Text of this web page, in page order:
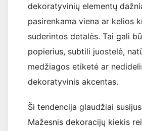
dekoratyvinių elementų
pasirenkama viena ar kelios
suderintos detalės. Tai gali
popierius, subtili juostelė,
medžiagos etiketė ar
dekoratyvinis akcentas.
Ši tendencija glaudžiai
Mažesnis dekoracijų kiekis